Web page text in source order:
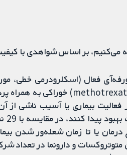
می‌کنیم، بر اساس شواهدی با
فعال (اسکلرودرمی خطی،
شروع درمان یا تا زمان شعله‌ور
متوتروکسات و دارونما در تعداد